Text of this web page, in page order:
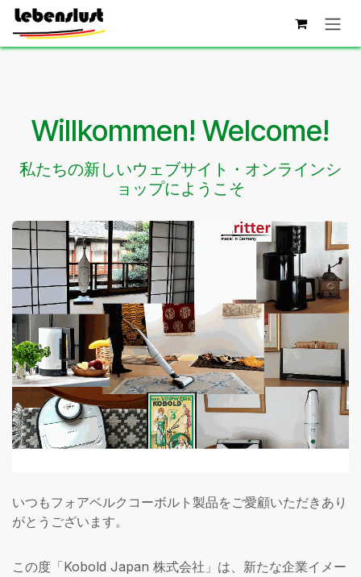
コンテンツへスキップ
Willkommen! Welcome!
私たちの新しいウェブサイト・オンラインシ
ョップにようこそ
いつもフォアベルクコーボルト製品をご愛顧いただきあり
がとうございます。
この度「Kobold Japan 株式会社」は、新たな企業イメー